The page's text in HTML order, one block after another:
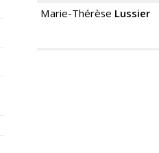
Marie-Thérèse Lussier